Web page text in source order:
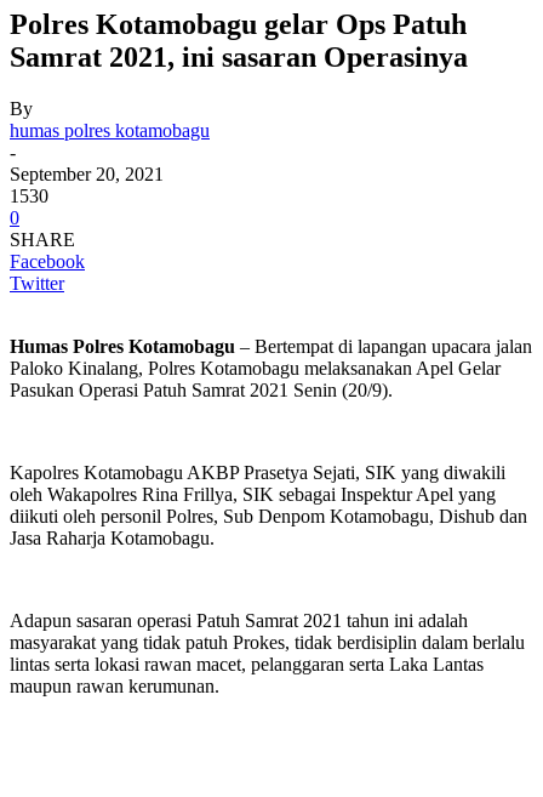
Polres Kotamobagu gelar Ops Patuh
Samrat 2021, ini sasaran Operasinya
By
humas polres kotamobagu
-
September 20, 2021
1530
0
SHARE
Facebook
Twitter
Humas Polres Kotamobagu – Bertempat di lapangan upacara jalan
Paloko Kinalang, Polres Kotamobagu melaksanakan Apel Gelar
Pasukan Operasi Patuh Samrat 2021 Senin (20/9).
Kapolres Kotamobagu AKBP Prasetya Sejati, SIK yang diwakili
oleh Wakapolres Rina Frillya, SIK sebagai Inspektur Apel yang
diikuti oleh personil Polres, Sub Denpom Kotamobagu, Dishub dan
Jasa Raharja Kotamobagu.
Adapun sasaran operasi Patuh Samrat 2021 tahun ini adalah
masyarakat yang tidak patuh Prokes, tidak berdisiplin dalam berlalu
lintas serta lokasi rawan macet, pelanggaran serta Laka Lantas
maupun rawan kerumunan.